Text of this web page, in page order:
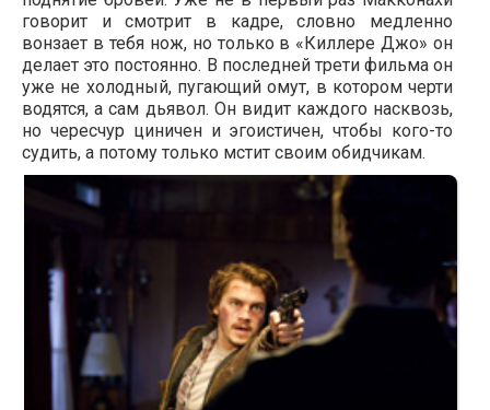
говорит и смотрит в кадре, словно медленно
вонзает в тебя нож, но только в «Киллере Джо» он
делает это постоянно. В последней трети фильма он
уже не холодный, пугающий омут, в котором черти
водятся, а сам дьявол. Он видит каждого насквозь,
но чересчур циничен и эгоистичен, чтобы кого-то
судить, а потому только мстит своим обидчикам.